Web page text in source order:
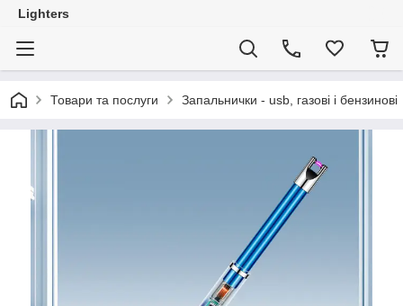
Lighters
Товари та послуги Запальнички - usb, газові і бензинові